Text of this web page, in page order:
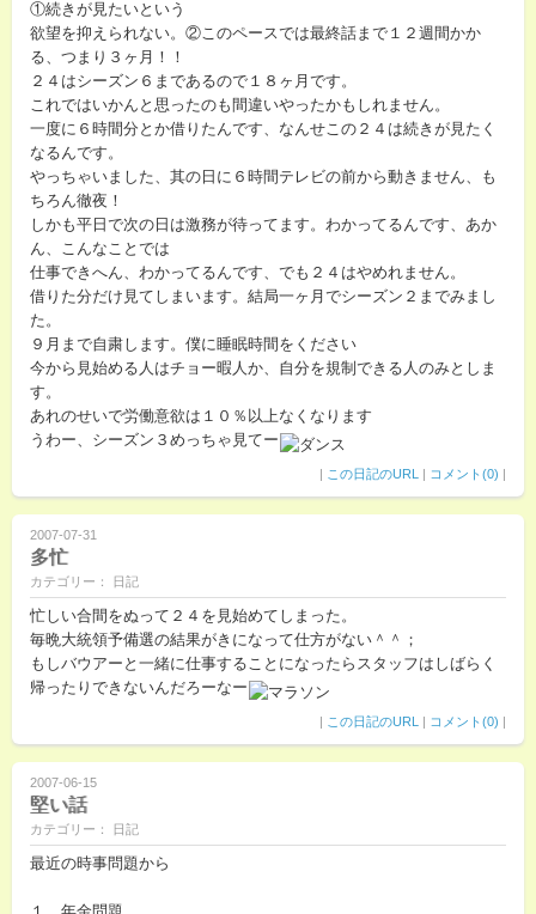
①続きが見たいという
欲望を抑えられない。②このペースでは最終話まで１２週間かか
る、つまり３ヶ月！！
２４はシーズン６まであるので１８ヶ月です。
これではいかんと思ったのも間違いやったかもしれません。
一度に６時間分とか借りたんです、なんせこの２４は続きが見たく
なるんです。
やっちゃいました、其の日に６時間テレビの前から動きません、も
ちろん徹夜！
しかも平日で次の日は激務が待ってます。わかってるんです、あか
ん、こんなことでは
仕事できへん、わかってるんです、でも２４はやめれません。
借りた分だけ見てしまいます。結局一ヶ月でシーズン２までみまし
た。
９月まで自粛します。僕に睡眠時間をください
今から見始める人はチョー暇人か、自分を規制できる人のみとしま
す。
あれのせいで労働意欲は１０％以上なくなります
うわー、シーズン３めっちゃ見てー
| この日記のURL | コメント(0) |
2007-07-31
多忙
カテゴリー： 日記
忙しい合間をぬって２４を見始めてしまった。
毎晩大統領予備選の結果がきになって仕方がない＾＾；
もしバウアーと一緒に仕事することになったらスタッフはしばらく
帰ったりできないんだろーなー
| この日記のURL | コメント(0) |
2007-06-15
堅い話
カテゴリー： 日記
最近の時事問題から